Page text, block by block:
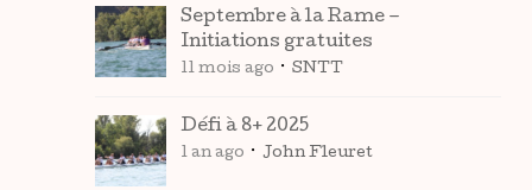
Septembre à la Rame –
Initiations gratuites
11 mois ago SNTT
Défi à 8+ 2025
1 an ago John Fleuret